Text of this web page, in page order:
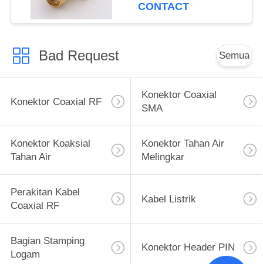
CONTACT
Bad Request Semua
Konektor Coaxial RF
Konektor Coaxial
SMA
Konektor Koaksial
Tahan Air
Konektor Tahan Air
Melingkar
Perakitan Kabel
Coaxial RF
Kabel Listrik
Bagian Stamping
Logam
Konektor Header PIN